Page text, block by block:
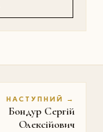
НАСТУПНИЙ →
Бондур Сергій
Олексійович